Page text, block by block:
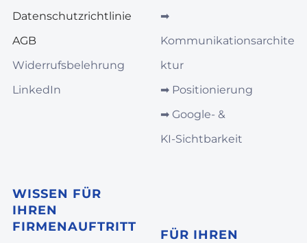
Datenschutzrichtlinie
AGB
Widerrufsbelehrung
LinkedIn
WISSEN FÜR
IHREN
FIRMENAUFTRITT
➡︎
Kommunikationsarchite
ktur
➡︎ Positionierung
➡︎ Google‑ &
KI‑Sichtbarkeit
FÜR IHREN